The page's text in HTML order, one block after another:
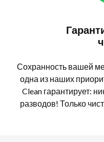
Сохранность вашей
одна из наших
Clean гарантирует:
разводов! Только